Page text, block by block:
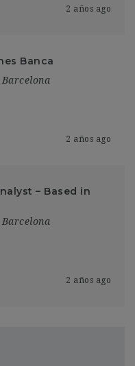
2 años ago
Banca
Barcelona
2 años ago
– Based in
Barcelona
2 años ago